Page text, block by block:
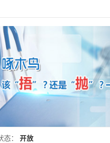
：
开放